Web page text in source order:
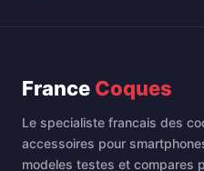
France Coques
Le specialiste francais des
accessoires pour
modeles testes et compares